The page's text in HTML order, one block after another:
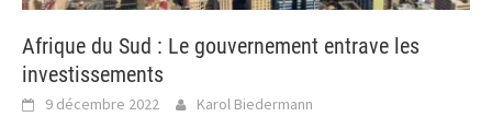
Afrique du Sud : Le gouvernement entrave les
investissements
9 décembre 2022 Karol Biedermann